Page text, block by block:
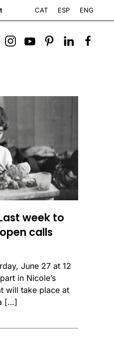
CAT ESP ENG
week to
calls
June 27 at 12
in Nicole’s
will take place at
[…]